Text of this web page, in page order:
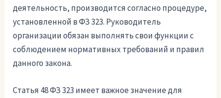
деятельность, производится согласно процедуре,
установленной в ФЗ 323. Руководитель
организации обязан выполнять свои функции с
соблюдением нормативных требований и правил
данного закона.
Статья 48 ФЗ 323 имеет важное значение для